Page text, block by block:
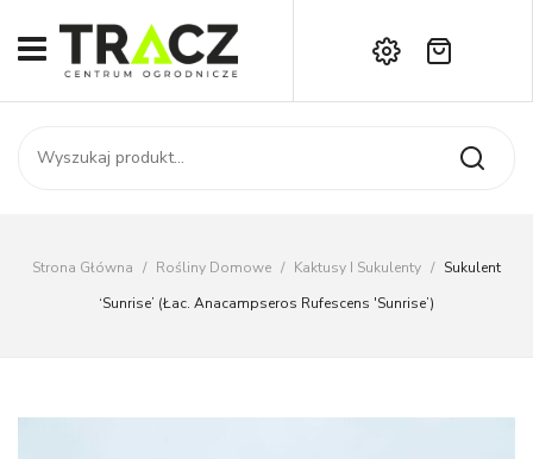
START
SKLEP
AKTUALNOŚCI
Kontakt
Brak produktów w koszyku.
Strona Główna / Rośliny Domowe / Kaktusy I Sukulenty / Sukulent
‘Sunrise’ (łac. Anacampseros Rufescens 'Sunrise’)